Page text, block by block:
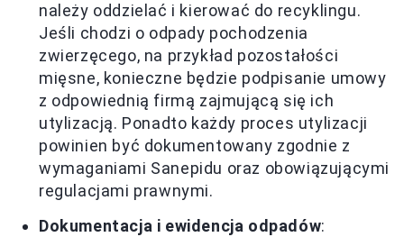
należy oddzielać i kierować do recyklingu.
Jeśli chodzi o odpady pochodzenia
zwierzęcego, na przykład pozostałości
mięsne, konieczne będzie podpisanie umowy
z odpowiednią firmą zajmującą się ich
utylizacją. Ponadto każdy proces utylizacji
powinien być dokumentowany zgodnie z
wymaganiami Sanepidu oraz obowiązującymi
regulacjami prawnymi.
Dokumentacja i ewidencja odpadów: